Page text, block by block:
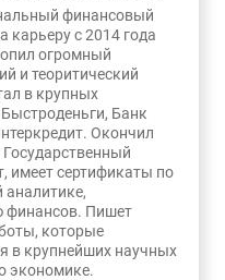
финансовый
карьеру с 2014 года
огромный
и теоритический
в крупных
Банк
Окончил
имеет сертификаты по
финансов. Пишет
которые
в крупнейших научных
экономике.